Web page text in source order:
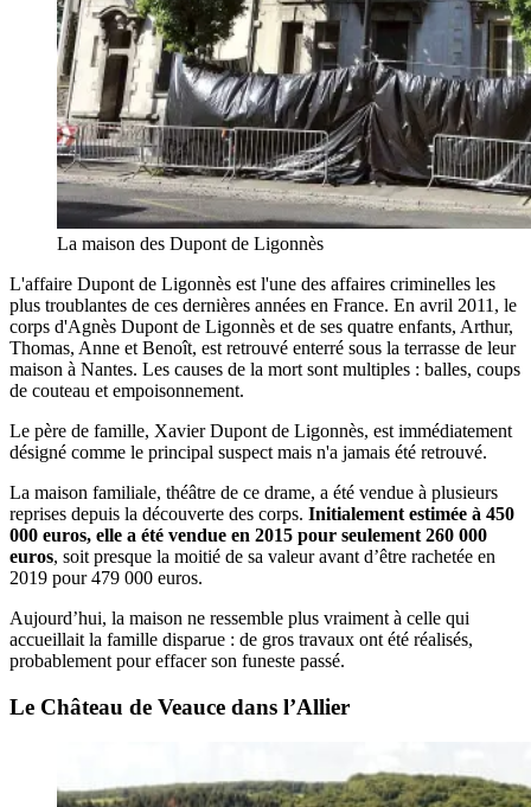
La maison des Dupont de Ligonnès
L'affaire Dupont de Ligonnès est l'une des affaires criminelles les
plus troublantes de ces dernières années en France. En avril 2011, le
corps d'Agnès Dupont de Ligonnès et de ses quatre enfants, Arthur,
Thomas, Anne et Benoît, est retrouvé enterré sous la terrasse de leur
maison à Nantes. Les causes de la mort sont multiples : balles, coups
de couteau et empoisonnement.
Le père de famille, Xavier Dupont de Ligonnès, est immédiatement
désigné comme le principal suspect mais n'a jamais été retrouvé.
La maison familiale, théâtre de ce drame, a été vendue à plusieurs
reprises depuis la découverte des corps. Initialement estimée à 450
000 euros, elle a été vendue en 2015 pour seulement 260 000
euros, soit presque la moitié de sa valeur avant d’être rachetée en
2019 pour 479 000 euros.
Aujourd’hui, la maison ne ressemble plus vraiment à celle qui
accueillait la famille disparue : de gros travaux ont été réalisés,
probablement pour effacer son funeste passé.
Le Château de Veauce dans l’Allier